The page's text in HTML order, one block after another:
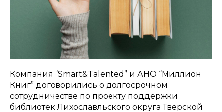
Компания “Smart&Talented” и АНО “Миллион
Книг” договорились о долгосрочном
сотрудничестве по проекту поддержки
библиотек Лихославльского округа Тверской